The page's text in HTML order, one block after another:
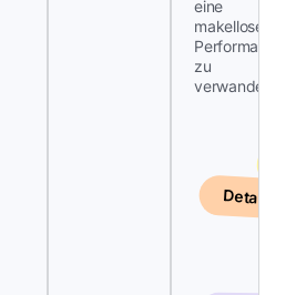
eine
makellose
Performance
zu
verwandeln.